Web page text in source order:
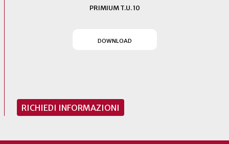
PRIMIUM T.U. 10
DOWNLOAD
RICHIEDI INFORMAZIONI